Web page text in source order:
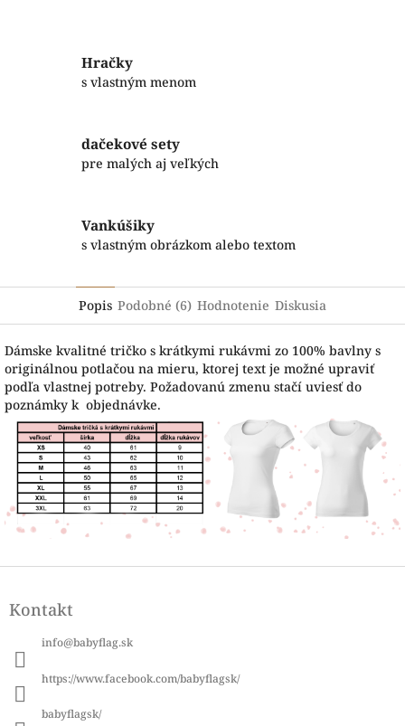
Hračky
s vlastným menom
dačekové sety
pre malých aj veľkých
Vankúšiky
s vlastným obrázkom alebo textom
Popis Podobné (6) Hodnotenie Diskusia
Dámske kvalitné tričko s krátkymi rukávmi zo 100% bavlny s
originálnou potlačou na mieru, ktorej text je možné upraviť
podľa vlastnej potreby. Požadovanú zmenu stačí uviesť do
poznámky k objednávke.
pKontakt
info@babyflag.sk
https://www.facebook.com/babyflagsk/
babyflagsk/